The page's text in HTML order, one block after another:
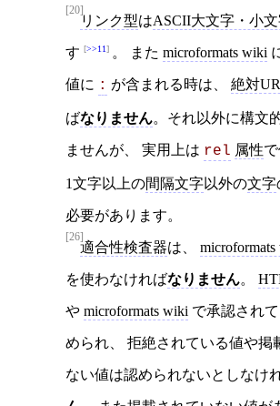
[20]
リンク型はASCII大文字・小文
す >>11 。 また microformats wiki
値に : が含まれる時は、 絶対
ばなりません。それ以外に構文
ませんが、 実用上は rel 属性
1文字以上の間隔文字以外の文字
必要があります。
[26]
適合性検査器は、
を使わなければなりません。
や microformats wiki で承認され
められ、 拒絶されている値や掲
ない値は認められないとしなけ